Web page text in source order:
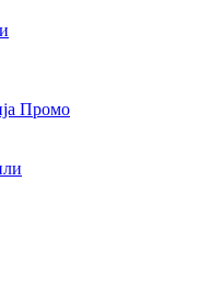
Промо